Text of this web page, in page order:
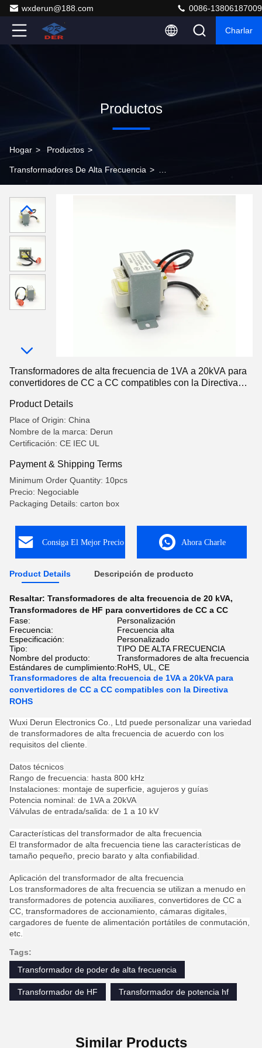
wxderun@188.com 0086-13806187009
Charlar
Productos
Hogar > Productos >
Transformadores De Alta Frecuencia >
para convertidores de CC a CC compatibles con la
Directiva ROHS
Transformadores de alta frecuencia de 1VA a 20kVA para
convertidores de CC a CC compatibles con la Directiva
Product Details
Place of Origin: China
Nombre de la marca: Derun
Certificación: CE IEC UL
Payment & Shipping Terms
Minimum Order Quantity: 10pcs
Precio: Negociable
Packaging Details: carton box
Consiga El Mejor Precio Ahora Charle
Product Details Descripción de producto
Resaltar: Transformadores de alta frecuencia de 20 kVA,
Transformadores de HF para convertidores de CC a CC
Fase:
Personalización
Frecuencia:
Frecuencia alta
Especificación:
Personalizado
Tipo:
TIPO DE ALTA FRECUENCIA
Nombre del producto:
Transformadores de alta frecuencia
Estándares de cumplimiento:RoHS, UL, CE
Transformadores de alta frecuencia de 1VA a 20kVA para
convertidores de CC a CC compatibles con la Directiva
ROHS
Wuxi Derun Electronics Co., Ltd puede personalizar una variedad
de transformadores de alta frecuencia de acuerdo con los
requisitos del cliente.
Datos técnicos
Rango de frecuencia: hasta 800 kHz
Instalaciones: montaje de superficie, agujeros y guías
Potencia nominal: de 1VA a 20kVA
Válvulas de entrada/salida: de 1 a 10 kV
Características del transformador de alta frecuencia
El transformador de alta frecuencia tiene las características de
tamaño pequeño, precio barato y alta confiabilidad.
Aplicación del transformador de alta frecuencia
Los transformadores de alta frecuencia se utilizan a menudo en
transformadores de potencia auxiliares, convertidores de CC a
CC, transformadores de accionamiento, cámaras digitales,
cargadores de fuente de alimentación portátiles de conmutación,
etc.
Tags:
Transformador de poder de alta frecuencia
Transformador de HF Transformador de potencia hf
Similar Products